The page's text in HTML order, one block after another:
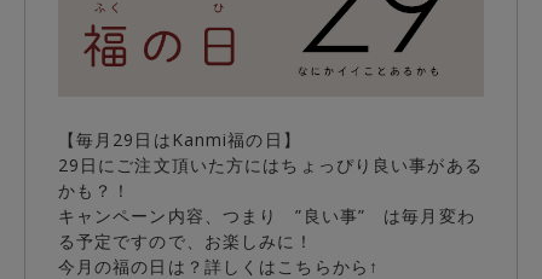
【毎月29日はKanmi福の日】
29日にご注文頂いた方にはちょっぴり良い事がある
かも？！
キャンペーン内容、つまり ”良い事” は毎月変わ
る予定ですので、お楽しみに！
今月の福の日は？詳しくはこちらから↑